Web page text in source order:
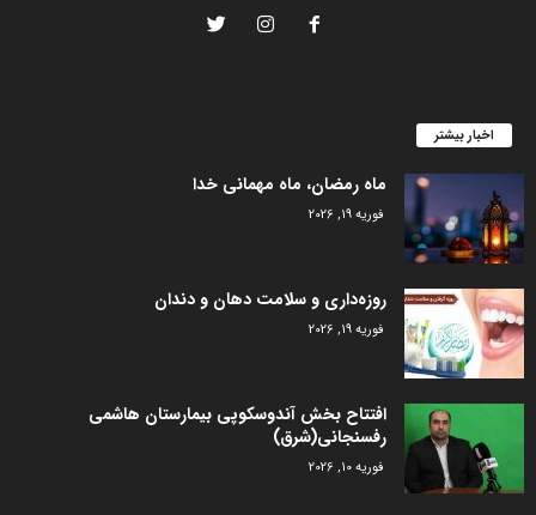
اخبار بیشتر
ماه رمضان، ماه مهمانی خدا
فوریه 19, 2026
روزه‌داری و سلامت دهان و دندان
فوریه 19, 2026
افتتاح بخش آندوسکوپی بیمارستان هاشمی
رفسنجانی(شرق)
فوریه 10, 2026